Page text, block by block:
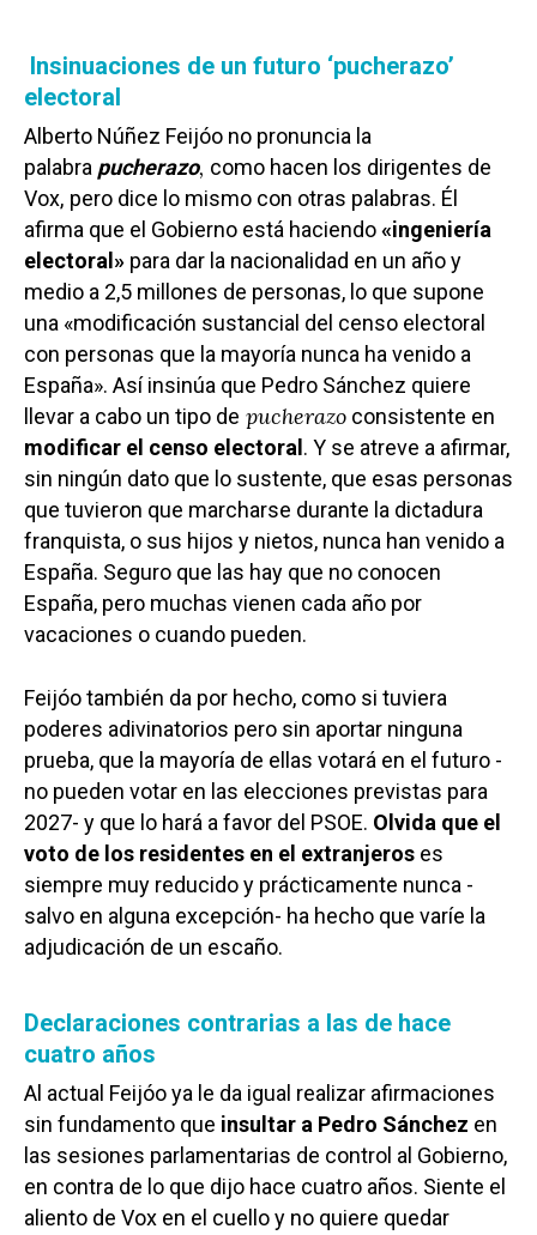
Insinuaciones de un futuro ‘pucherazo’
electoral
Alberto Núñez Feijóo no pronuncia la
palabra pucherazo, como hacen los dirigentes de
Vox, pero dice lo mismo con otras palabras. Él
afirma que el Gobierno está haciendo«ingeniería
electoral» para dar la nacionalidad en un año y
medio a 2,5 millones de personas, lo que supone
una «modificación sustancial del censo electoral
con personas que la mayoría nunca ha venido a
España». Así insinúa que Pedro Sánchez quiere
llevar a cabo un tipo de pucherazo consistente en
modificar el censo electoral . Y se atreve a afirmar,
sin ningún dato que lo sustente, que esas personas
que tuvieron que marcharse durante la dictadura
franquista, o sus hijos y nietos, nunca han venido a
España. Seguro que las hay que no conocen
España, pero muchas vienen cada año por
vacaciones o cuando pueden.
Feijóo también da por hecho, como si tuviera
poderes adivinatorios pero sin aportar ninguna
prueba, que la mayoría de ellas votará en el futuro -
no pueden votar en las elecciones previstas para
2027- y que lo hará a favor del PSOE. Olvida que el
voto de los residentes en el extranjeros es
siempre muy reducido y prácticamente nunca -
salvo en alguna excepción- ha hecho que varíe la
adjudicación de un escaño.
Declaraciones contrarias a las de hace
cuatro años
Al actual Feijóo ya le da igual realizar afirmaciones
sin fundamento que insultar a Pedro Sánchez en
las sesiones parlamentarias de control al Gobierno,
en contra de lo que dijo hace cuatro años. Siente el
aliento de Vox en el cuello y no quiere quedar